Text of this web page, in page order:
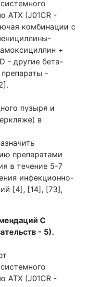
АТХ (J01CR -
комбинации с
+
- другие бета-
-
пузыря и
в
препаратами
в течение 5-7
инфекционно-
[4], [14], [73],
С
- 5).
АТХ (J01CR -